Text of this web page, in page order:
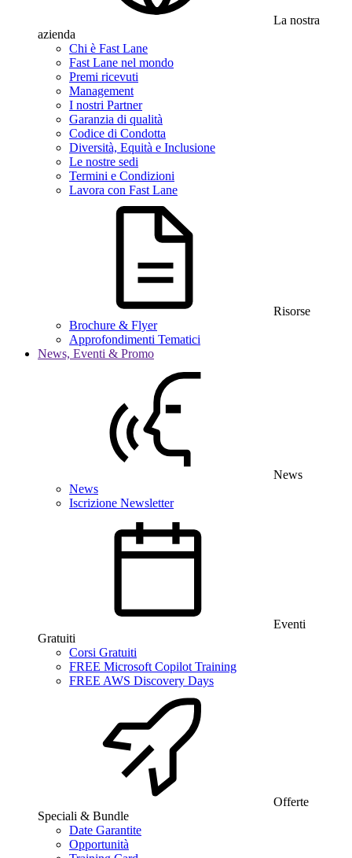
La nostra
azienda
Chi è Fast Lane
Fast Lane nel mondo
Premi ricevuti
Management
I nostri Partner
Garanzia di qualità
Codice di Condotta
Diversità, Equità e Inclusione
Le nostre sedi
Termini e Condizioni
Lavora con Fast Lane
Risorse
Brochure & Flyer
Approfondimenti Tematici
News, Eventi & Promo
News
News
Iscrizione Newsletter
Eventi
Gratuiti
Corsi Gratuiti
FREE Microsoft Copilot Training
FREE AWS Discovery Days
Offerte
Speciali & Bundle
Date Garantite
Opportunità